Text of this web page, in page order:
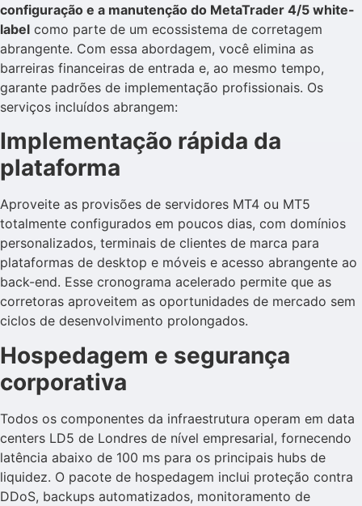
configuração e a manutenção do MetaTrader 4/5 white-
label como parte de um ecossistema de corretagem
abrangente. Com essa abordagem, você elimina as
barreiras financeiras de entrada e, ao mesmo tempo,
garante padrões de implementação profissionais. Os
serviços incluídos abrangem:
Implementação rápida da
plataforma
Aproveite as provisões de servidores MT4 ou MT5
totalmente configurados em poucos dias, com domínios
personalizados, terminais de clientes de marca para
plataformas de desktop e móveis e acesso abrangente ao
back-end. Esse cronograma acelerado permite que as
corretoras aproveitem as oportunidades de mercado sem
ciclos de desenvolvimento prolongados.
Hospedagem e segurança
corporativa
Todos os componentes da infraestrutura operam em data
centers LD5 de Londres de nível empresarial, fornecendo
latência abaixo de 100 ms para os principais hubs de
liquidez. O pacote de hospedagem inclui proteção contra
DDoS, backups automatizados, monitoramento de